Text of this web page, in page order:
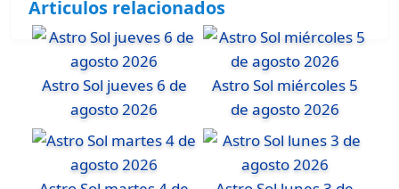
Articulos relacionados
Astro Sol jueves 6 de
agosto 2026
Astro Sol miércoles 5
de agosto 2026